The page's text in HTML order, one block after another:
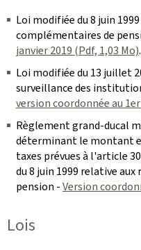
Loi modifiée du 8 juin
complémentaires de
janvier 2019 (Pdf, 1,03 Mo).
Loi modifiée du 13 juillet
surveillance des
version coordonnée au
Règlement grand-ducal
déterminant le montant
taxes prévues à l'article
du 8 juin 1999 relative
pension -Version
Lois